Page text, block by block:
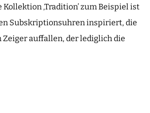
Kollektion ‚Tradition’ zum Beispiel ist
Subskriptionsuhren inspiriert, die
auffallen, der lediglich die